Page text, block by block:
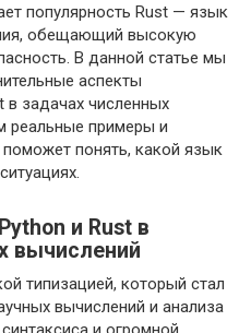
популярность Rust — язык
обещающий высокую
В данной статье мы
аспекты
в задачах численных
реальные примеры и
понять, какой язык
и Rust в
вычислений
типизацией, который стал
вычислений и анализа